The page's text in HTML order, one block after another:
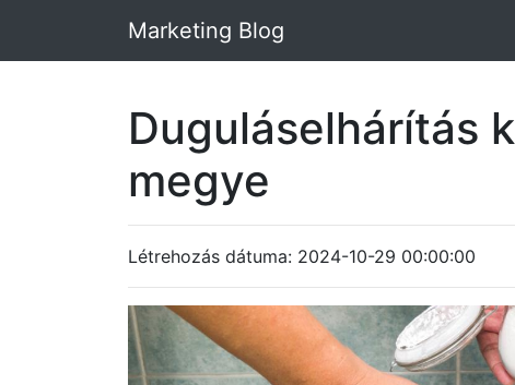
Marketing Blog
Duguláselhárítás
megye
Létrehozás dátuma: 2024-10-29 00:00:00